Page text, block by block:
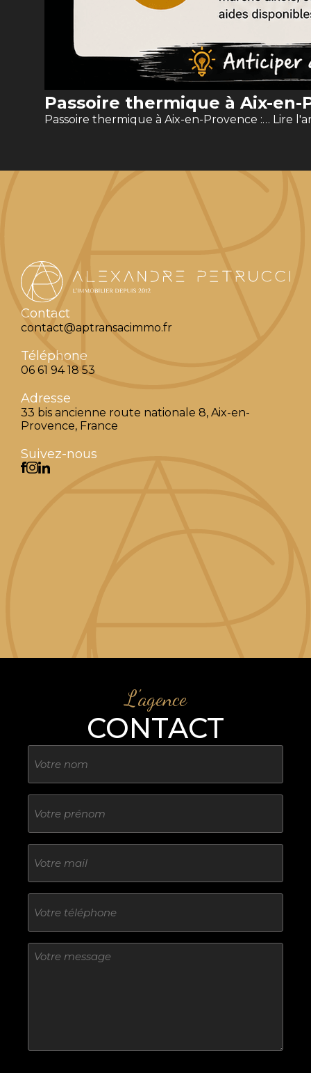
Passoire thermique à Aix-
Passoire thermique à Aix-en-Provence :… Lire
Contact
contact@aptransacimmo.fr
Téléphone
06 61 94 18 53
Adresse
33 bis ancienne route nationale 8, Aix-en-
Provence, France
Suivez-nous
L'agence
CONTACT
Nom
Sans
titre
E-
mail
Téléphone
Sans
titre